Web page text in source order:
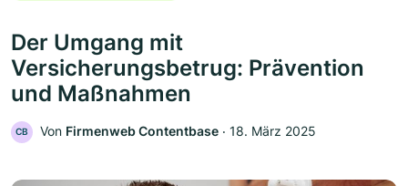
Der Umgang mit
Versicherungsbetrug: Prävention
und Maßnahmen
CB Von Firmenweb Contentbase ‧ 18. März 2025